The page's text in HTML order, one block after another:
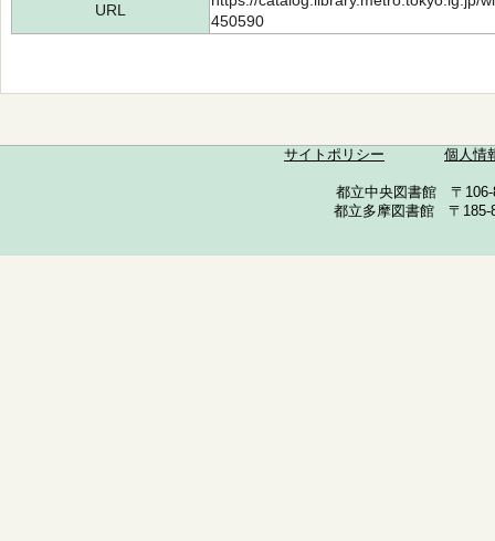
URL
450590
サイトポリシー 個人情
都立中央図書館 〒
都立多摩図書館 〒185-